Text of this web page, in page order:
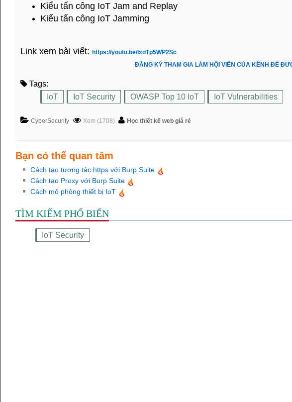
Kiểu tấn công IoT Jam and Replay
Kiểu tấn công IoT Jamming
Link xem bài viết: https://youtu.be/IxdTp5WP2Sc
ĐĂNG KÝ THAM GIA LÀM HỘI VIÊN CỦA KÊNH ĐỂ
Tags:
IoT
IoT Security OWASP Top 10 IoT IoT Vulnerabilities
CyberSecurity Xem (1708) Học thiết kế web giá rẻ
Bạn có thể quan tâm
Cách tạo tương tác https với Burp Suite
Cách tạo Proxy với Burp Suite
Cách mô phỏng thiết bị IoT
TÌM KIẾM PHỔ BIẾN
IoT Security